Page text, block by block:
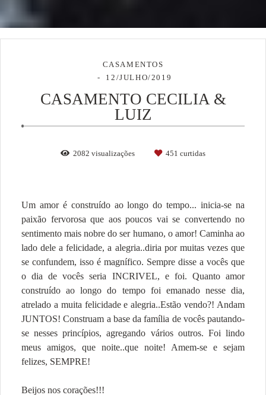
CASAMENTOS
12/JULHO/2019
CASAMENTO CECILIA &
LUIZ
2082 visualizações 451 curtidas
Um amor é construído ao longo do tempo... inicia-se na
paixão fervorosa que aos poucos vai se convertendo no
sentimento mais nobre do ser humano, o amor! Caminha ao
lado dele a felicidade, a alegria..diria por muitas vezes que
se confundem, isso é magnífico. Sempre disse a vocês que
o dia de vocês seria INCRIVEL, e foi. Quanto amor
construído ao longo do tempo foi emanado nesse dia,
atrelado a muita felicidade e alegria..Estão vendo?! Andam
JUNTOS! Construam a base da família de vocês pautando-
se nesses princípios, agregando vários outros. Foi lindo
meus amigos, que noite..que noite! Amem-se e sejam
felizes, SEMPRE!
Beijos nos corações!!!